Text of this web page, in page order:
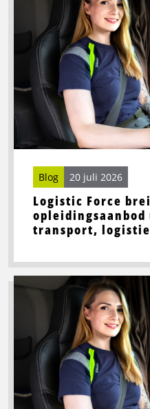
Logistic Force
transport,
Blog 20 juli 2026
Logistic
Force
breidt
opleidingsaanbod
uit:
groeien
in
transport,
leiderschap
Lees
Beste
wegrestaurants
Noord-
Nederland